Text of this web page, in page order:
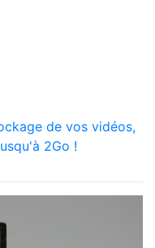
de vos vidéos,
2Go !